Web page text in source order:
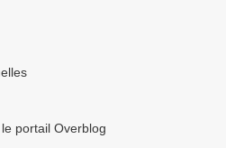
portail Overblog